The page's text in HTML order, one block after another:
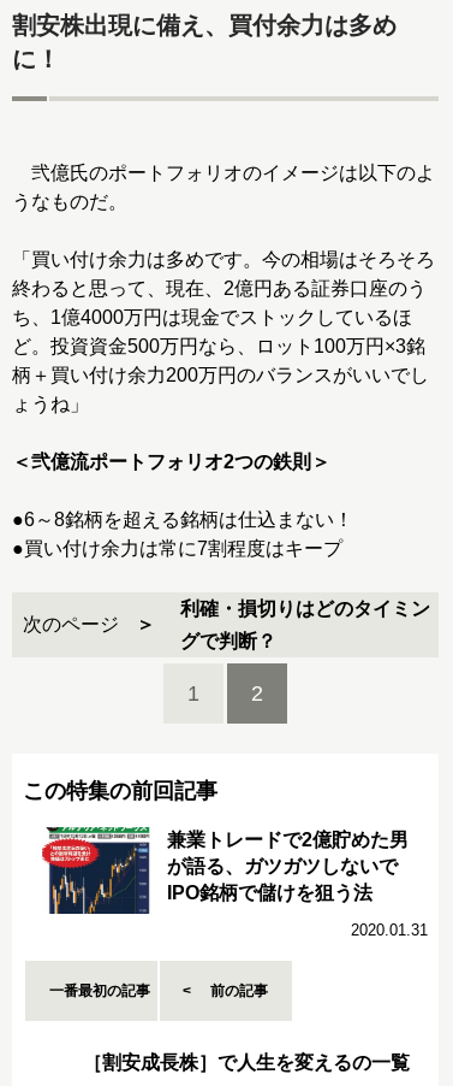
割安株出現に備え、買付余力は多め
に！
弐億氏のポートフォリオのイメージは以下のよ
うなものだ。
「買い付け余力は多めです。今の相場はそろそろ
終わると思って、現在、2億円ある証券口座のう
ち、1億4000万円は現金でストックしているほ
ど。投資資金500万円なら、ロット100万円×3銘
柄＋買い付け余力200万円のバランスがいいでし
ょうね」
＜弐億流ポートフォリオ2つの鉄則＞
●6～8銘柄を超える銘柄は仕込まない！
●買い付け余力は常に7割程度はキープ
次のページ
利確・損切りはどのタイミン
グで判断？
1 2
この特集の前回記事
兼業トレードで2億貯めた男
が語る、ガツガツしないで
IPO銘柄で儲けを狙う法
2020.01.31
一番最初の記事 前の記事
［割安成長株］で人生を変えるの一覧